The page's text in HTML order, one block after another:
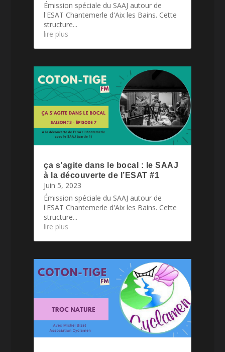
Émission spéciale du SAAJ autour de
l'ESAT Chantemerle d'Aix les Bains. Cette
structure...
lire plus
ça s’agite dans le bocal : le SAAJ
à la découverte de l’ESAT #1
Juin 5, 2023
Émission spéciale du SAAJ autour de
l'ESAT Chantemerle d'Aix les Bains. Cette
structure...
lire plus